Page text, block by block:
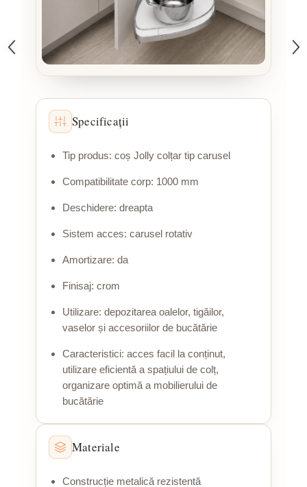
Specificații
Tip produs: coș Jolly colțar tip carusel
Compatibilitate corp: 1000 mm
Deschidere: dreapta
Sistem acces: carusel rotativ
Amortizare: da
Finisaj: crom
Utilizare: depozitarea oalelor, tigăilor,
vaselor și accesoriilor de bucătărie
Caracteristici: acces facil la conținut,
utilizare eficientă a spațiului de colț,
organizare optimă a mobilierului de
bucătărie
Materiale
Construcție metalică rezistentă